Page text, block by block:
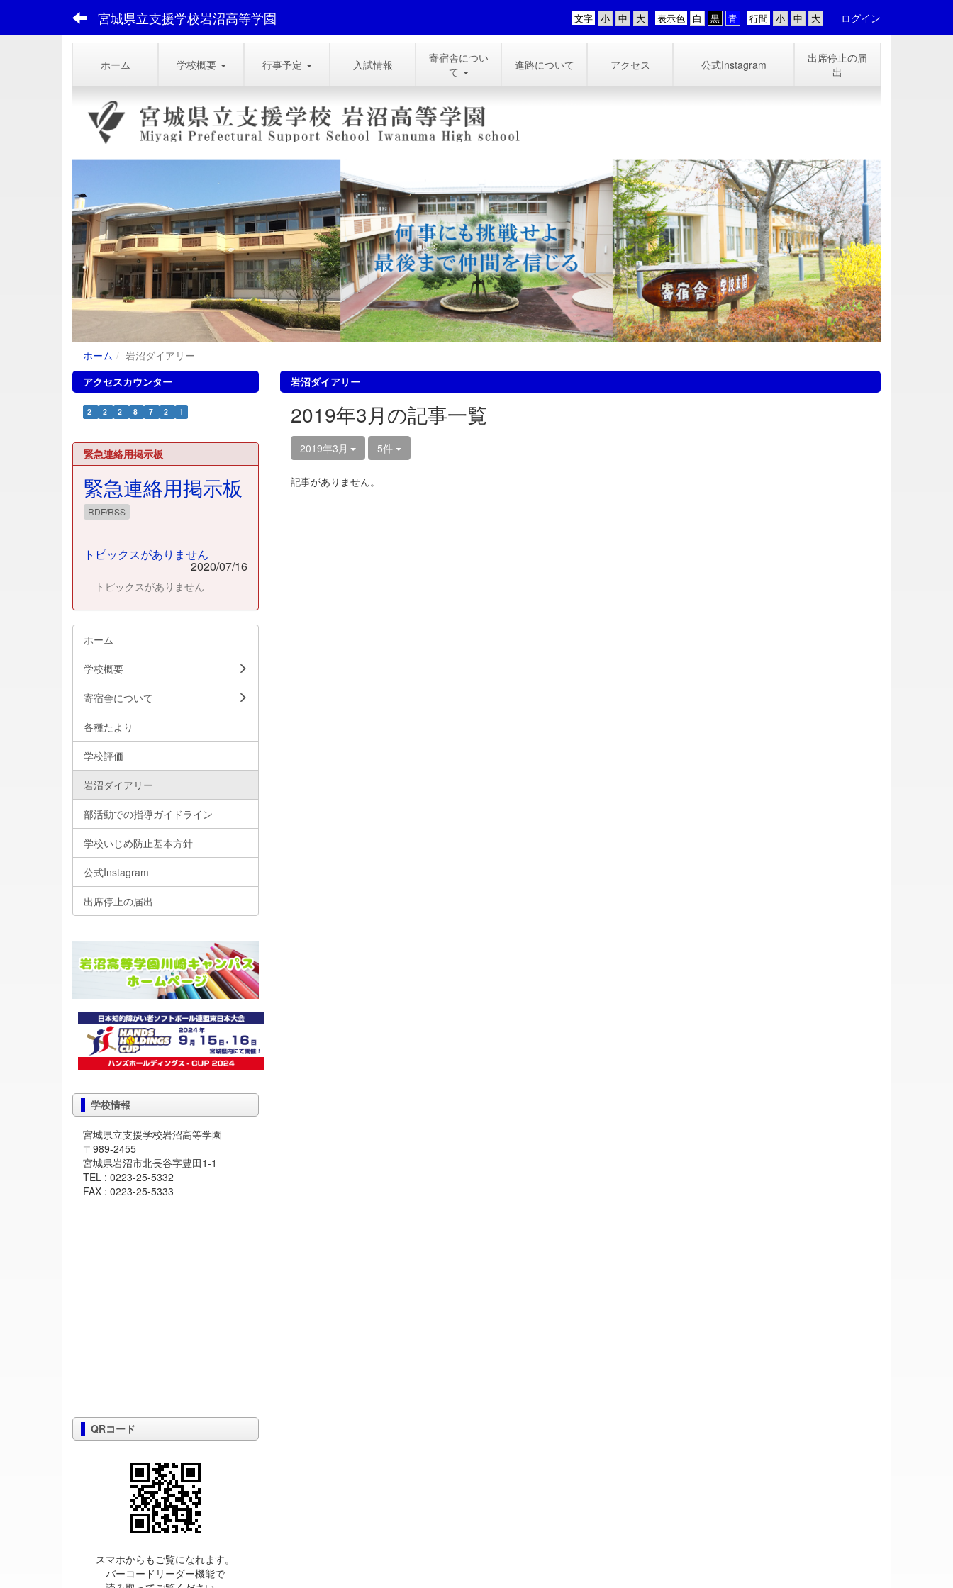
宮城県立支援学校岩沼高等学園 行間
表示色
文字 ログイン
ホーム 学校概要 行事予定 入試情報
寄宿舎につい
て
進路について アクセス 公式Instagram
出席停止の届
出
ホーム
岩沼ダイアリー
岩沼ダイアリー
2019年3月の記事一覧
2019年3月 5件
記事がありません。
アクセスカウンター
2 2 2 8 7 2 1
緊急連絡用掲示板
緊急連絡用掲示板
RDF/RSS
トピックスがありません
2020/07/16
トピックスがありません
ホーム
学校概要
寄宿舎について
各種たより
学校評価
岩沼ダイアリー
部活動での指導ガイドライン
学校いじめ防止基本方針
公式Instagram
出席停止の届出
学校情報
宮城県立支援学校岩沼高等学園
〒989-2455
宮城県岩沼市北長谷字豊田1-1
TEL : 0223-25-5332
FAX : 0223-25-5333
QRコード
スマホからもご覧になれます。
バーコードリーダー機能で